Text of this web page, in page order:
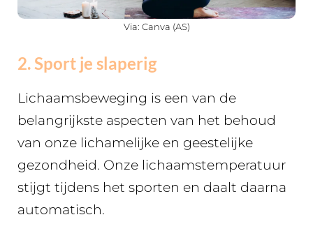
Via: Canva (AS)
2. Sport je slaperig
Lichaamsbeweging is een van de
belangrijkste aspecten van het behoud
van onze lichamelijke en geestelijke
gezondheid. Onze lichaamstemperatuur
stijgt tijdens het sporten en daalt daarna
automatisch.